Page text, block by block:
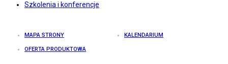
Szkolenia i konferencje
MAPA STRONY KALENDARIUM
OFERTA PRODUKTOWA